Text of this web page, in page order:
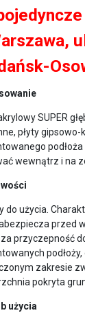
SUPER
płyty
wewnątrz i na
do użycia.
przed
przyczepność
zakresie
pokryta
użycia